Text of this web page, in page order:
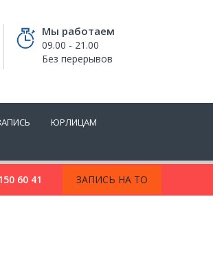
Мы работаем
09.00 - 21.00
Без перерывов
ЮРЛИЦАМ
60 41 ЗАПИСЬ НА ТО